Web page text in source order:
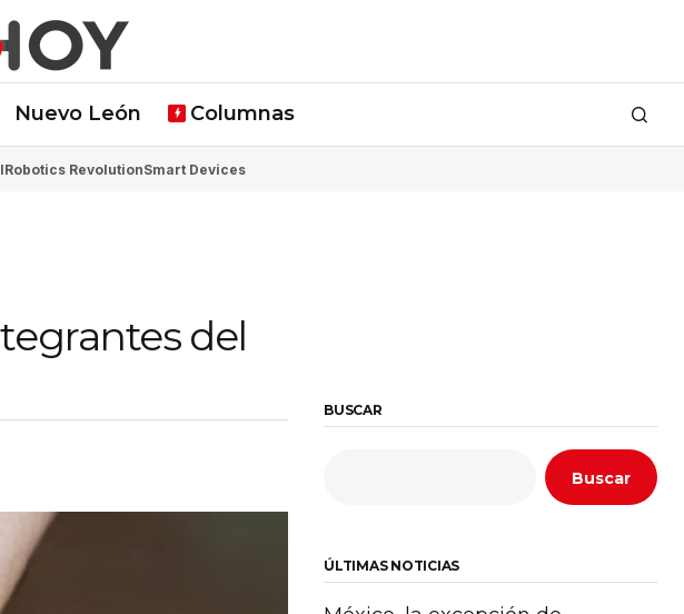
Nuevo León Columnas
Robotics RevolutionSmart Devices
del
BUSCAR
Buscar
ÚLTIMAS NOTICIAS